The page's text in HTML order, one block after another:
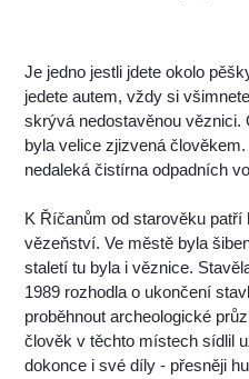
Je jedno jestli jdete okolo
jedete autem, vždy si
skrývá nedostavěnou věznici.
byla velice zjizvená
nedaleká čistírna odpadních
K Říčanům od starověku patří
vězeňství. Ve městě byla
staletí tu byla i věznice.
1989 rozhodla o ukončení
proběhnout archeologické
člověk v těchto místech sídlil
dokonce i své díly - přesněji